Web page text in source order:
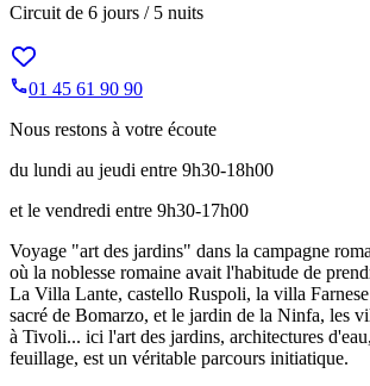
Circuit de 6 jours / 5 nuits
01 45 61 90 90
Nous restons à votre écoute
du lundi au jeudi entre 9h30-18h00
et le vendredi entre 9h30-17h00
Voyage "art des jardins" dans la campagne
où la noblesse romaine avait l'habitude de
La Villa Lante, castello Ruspoli, la villa
sacré de Bomarzo, et le jardin de la Ninfa, les
à Tivoli... ici l'art des jardins, architectures
feuillage, est un véritable parcours initiatique.